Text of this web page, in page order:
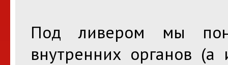
Под ливером мы
внутренних органов